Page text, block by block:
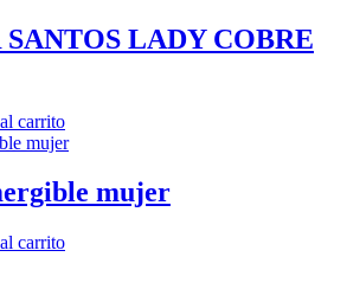
LADY COBRE
carrito
mujer
carrito